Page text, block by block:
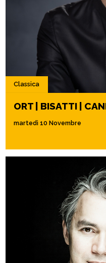
Classica
ORT | BISATTI |
martedì 10 Novembre